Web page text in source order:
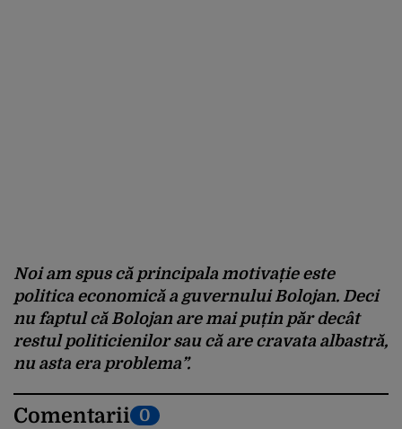
Noi am spus că principala motivație este
politica economică a guvernului Bolojan. Deci
nu faptul că Bolojan are mai puțin păr decât
restul politicienilor sau că are cravata albastră,
nu asta era problema”.
Comentarii 0